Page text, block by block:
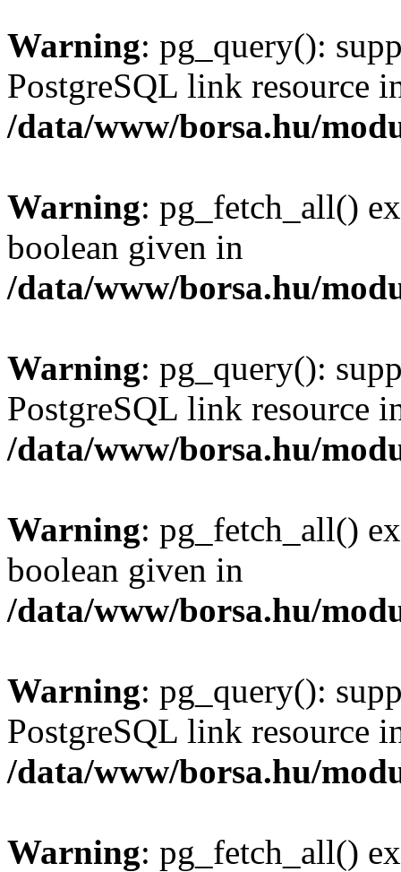
Warning: pg_query():
PostgreSQL link resource
/data/www/borsa.hu/
Warning: pg_fetch_all()
boolean given in
/data/www/borsa.hu/
Warning: pg_query():
PostgreSQL link resource
/data/www/borsa.hu/
Warning: pg_fetch_all()
boolean given in
/data/www/borsa.hu/
Warning: pg_query():
PostgreSQL link resource
/data/www/borsa.hu/
Warning: pg_fetch_all()